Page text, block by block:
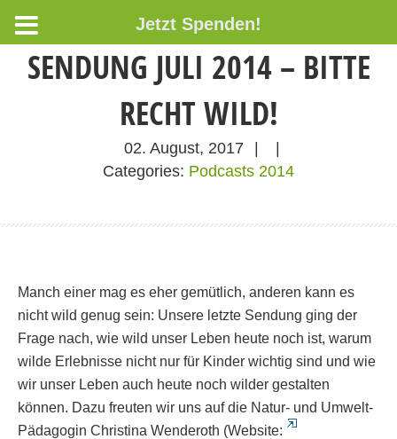
SENDUNG JULI 2014 – BITTE
RECHT WILD!
02. August, 2017
Categories: Podcasts 2014
Manch einer mag es eher gemütlich, anderen kann es
nicht wild genug sein: Unsere letzte Sendung ging der
Frage nach, wie wild unser Leben heute noch ist, warum
wilde Erlebnisse nicht nur für Kinder wichtig sind und wie
wir unser Leben auch heute noch wilder gestalten
können. Dazu freuten wir uns auf die Natur- und Umwelt-
Pädagogin Christina Wenderoth (Website:
Jetzt Spenden!